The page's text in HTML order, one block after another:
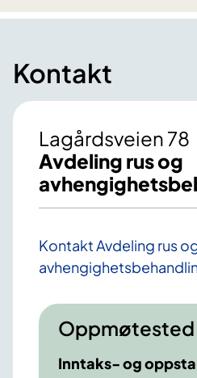
Kontakt
Lagårdsveien 78
Avdeling rus og
Kontakt Avdeling rus
Oppmøtested
Inntaks- og